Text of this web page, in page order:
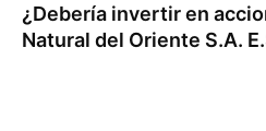
¿Debería invertir en
Natural del Oriente S.A.